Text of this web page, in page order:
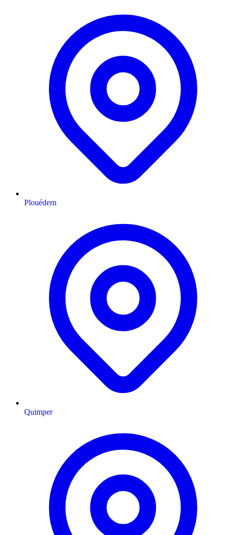
Plouédern
Quimper